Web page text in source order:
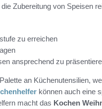
Zubereitung von Speisen
zu erreichen
ansprechend zu
an Küchenutensilien,
können auch eine
macht das Kochen